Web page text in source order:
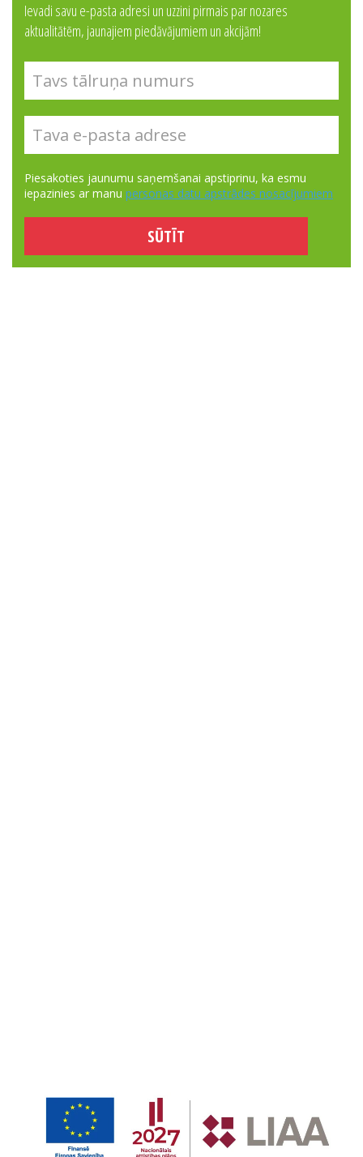
Ievadi savu e-pasta adresi un uzzini pirmais par nozares
aktualitātēm, jaunajiem piedāvājumiem un akcijām!
Piesakoties jaunumu saņemšanai apstiprinu, ka esmu
iepazinies ar manu personas datu apstrādes nosacījumiem